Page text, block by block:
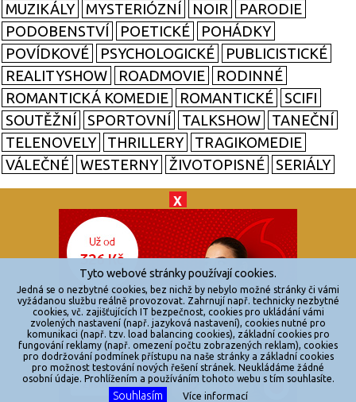
X
MUZIKÁLY
MYSTERIÓZNÍ NOIR
PARODIE
PODOBENSTVÍ
POETICKÉ
POHÁDKY
POVÍDKOVÉ
PSYCHOLOGICKÉ
PUBLICISTICKÉ
REALITYSHOW
ROADMOVIE
RODINNÉ
ROMANTICKÁ KOMEDIE
ROMANTICKÉ
SCIFI
SOUTĚŽNÍ
SPORTOVNÍ TALKSHOW
TANEČNÍ
TELENOVELY
THRILLERY
TRAGIKOMEDIE
VÁLEČNÉ
WESTERNY ŽIVOTOPISNÉ SERIÁLY
© 2026
zkouknoutfilm.cz
Všechna práva vyhrazena.
Powered by
Reklama
Sítě
Redakce
Jakékoliv užití obsahu je bez souhlasu provozovatele zakázáno.
Tyto webové stránky používají cookies.
Jedná se o nezbytné cookies, bez nichž by nebylo možné stránky či vámi
vyžádanou službu reálně provozovat. Zahrnují např. technicky nezbytné
cookies, vč. zajišťujících IT bezpečnost, cookies pro ukládání vámi
zvolených nastavení (např. jazyková nastavení), cookies nutné pro
komunikaci (např. tzv. load balancing cookies), základní cookies pro
fungování reklamy (např. omezení počtu zobrazených reklam), cookies
pro dodržování podmínek přístupu na naše stránky a základní cookies
pro možnost testování nových řešení stránek. Neukládáme žádné
osobní údaje. Prohlížením a používáním tohoto webu s tím souhlasíte.
Souhlasím Více informací